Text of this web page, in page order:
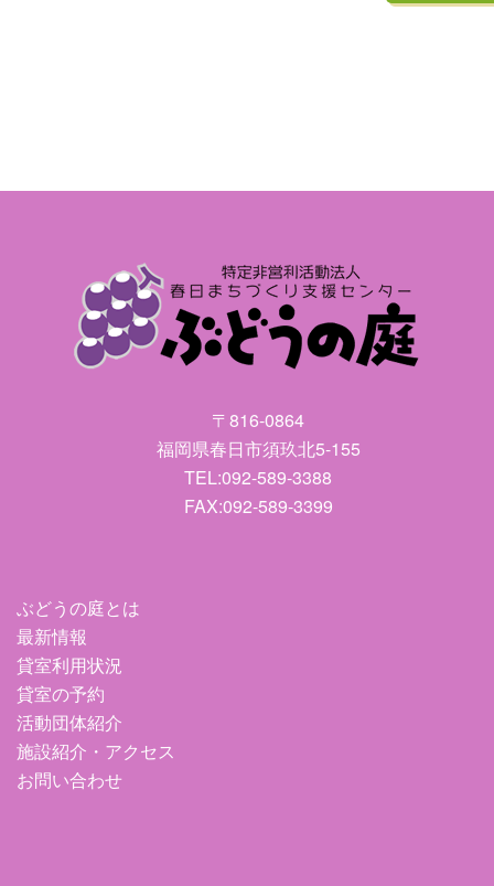
〒816-0864
福岡県春日市須玖北5-155
TEL:092-589-3388
FAX:092-589-3399
ぶどうの庭とは
最新情報
貸室利用状況
貸室の予約
活動団体紹介
施設紹介・アクセス
お問い合わせ